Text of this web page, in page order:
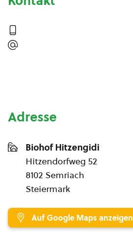
Adresse
Biohof Hitzengidi
Hitzendorfweg 52
8102 Semriach
Steiermark
Auf Google Maps anzeigen